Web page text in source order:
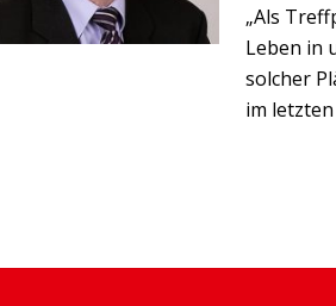
„Als
Leben in
solcher
im